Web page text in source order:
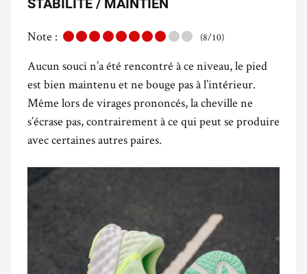
STABILITÉ / MAINTIEN
Note : (8/10)
Aucun souci n’a été rencontré à ce niveau, le pied
est bien maintenu et ne bouge pas à l’intérieur.
Même lors de virages prononcés, la cheville ne
s’écrase pas, contrairement à ce qui peut se produire
avec certaines autres paires.